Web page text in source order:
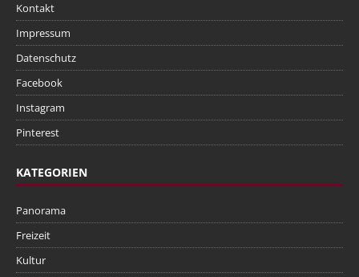
Kontakt
Impressum
Datenschutz
Facebook
Instagram
Pinterest
KATEGORIEN
Panorama
Freizeit
Kultur